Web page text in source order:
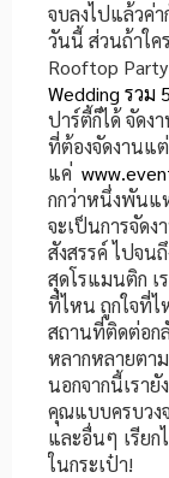
จบลงไปแล้วค่
วันนี้ ส่วนถ้าใค
Rooftop
Wedding รว
ปาร์ตี้ก็ได้ จัดง
ที่ต้องจัดงานแ
แค่
กกว่าหนึ่งพันแ
จะเป็นการจัด
สังสรรค์ ไปจน
สุดโรแมนติก เ
ที่ไหน ถูกใจที่ไ
สถานที่ติดต่อก
หลากหลายตา
นอกจากนี้เรายั
คุณแบบครบวง
และอื่นๆ เรียก
ในกระเป๋า!